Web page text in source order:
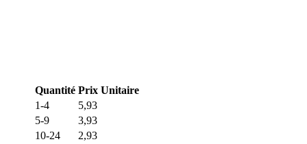
Quantité Prix Unitaire
1-4
5,93
5-9
3,93
10-24
2,93